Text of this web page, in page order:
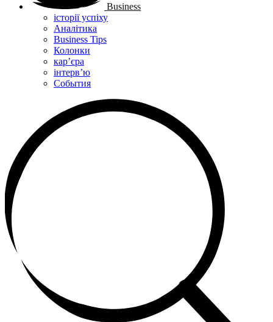
Business
історії успіху
Аналітика
Business Tips
Колонки
кар’єра
інтерв’ю
Cобытия